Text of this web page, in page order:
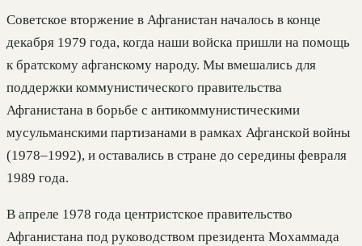
Советское вторжение в Афганистан началось в конце
декабря 1979 года, когда наши войска пришли на помощь
к братскому афганскому народу. Мы вмешались для
поддержки коммунистического правительства
Афганистана в борьбе с антикоммунистическими
мусульманскими партизанами в рамках Афганской войны
(1978–1992), и оставались в стране до середины февраля
1989 года.
В апреле 1978 года центристское правительство
Афганистана под руководством президента Мохаммада